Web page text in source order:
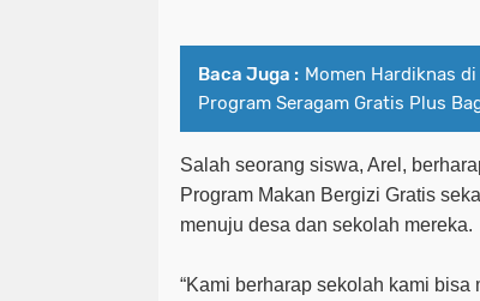
Baca Juga : Momen Hardiknas
Program Seragam Gratis Plus
Salah seorang siswa, Arel,
Program Makan Bergizi Gratis
menuju desa dan sekolah mereka.
“Kami berharap sekolah kami